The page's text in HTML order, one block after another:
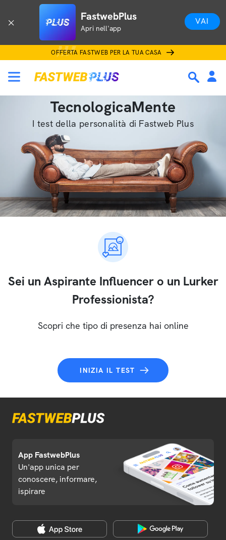
FastwebPlus
Apri nell'app
VAI
OFFERTA FASTWEB PER LA TUA CASA
TecnologicaMente
I test della personalità di Fastweb Plus
Sei un Aspirante Influencer o un Lurker
Professionista?
Scopri che tipo di presenza hai online
INIZIA IL TEST
App FastwebPlus
Un'app unica per
conoscere, informare,
ispirare